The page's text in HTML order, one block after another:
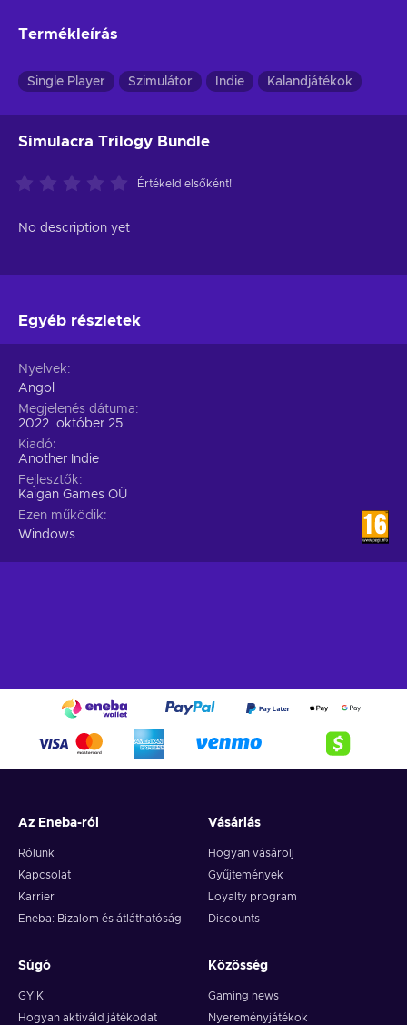
Termékleírás
Single Player Szimulátor Indie Kalandjátékok
Simulacra Trilogy Bundle
Értékeld elsőként!
No description yet
Egyéb részletek
Nyelvek
Angol
Megjelenés dátuma
2022. október 25.
Kiadó
Another Indie
Fejlesztők
Kaigan Games OÜ
Ezen működik
Windows
Az Eneba-ról
Rólunk
Kapcsolat
Karrier
Eneba: Bizalom és átláthatóság
Vásárlás
Hogyan vásárolj
Gyűjtemények
Loyalty program
Discounts
Súgó
GYIK
Hogyan aktiváld játékodat
Közösség
Gaming news
Nyereményjátékok